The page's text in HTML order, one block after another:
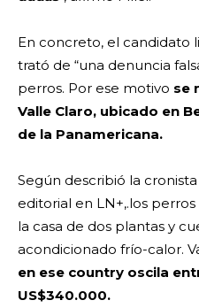
En concreto, el candidato
trató de “una denuncia
perros. Por ese motivo se
Valle Claro, ubicado en
de la Panamericana.
Según describió la
editorial en LN+,.los
la casa de dos plantas y
acondicionado frío-calor.
en ese country oscila
US$340.000.